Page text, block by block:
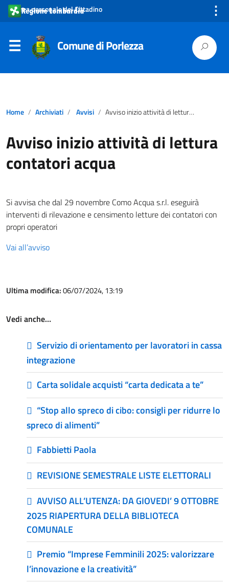
Area personale del Cittadino ⋮
Comune di Porlezza
Home Archiviati Avvisi Avviso inizio attività di lettura contatori acqua
Avviso inizio attività di lettura
contatori acqua
Si avvisa che dal 29 novembre Como Acqua s.r.l. eseguirà
interventi di rilevazione e censimento letture dei contatori con
propri operatori
Vai all’avviso
Ultima modifica:06/07/2024, 13:19
Vedi anche…
Servizio di orientamento per lavoratori in cassa
integrazione
Carta solidale acquisti “carta dedicata a te”
“Stop allo spreco di cibo: consigli per ridurre lo
spreco di alimenti”
Fabbietti Paola
REVISIONE SEMESTRALE LISTE ELETTORALI
AVVISO ALL’UTENZA: DA GIOVEDI’ 9 OTTOBRE
2025 RIAPERTURA DELLA BIBLIOTECA
COMUNALE
Premio “Imprese Femminili 2025: valorizzare
l’innovazione e la creatività”